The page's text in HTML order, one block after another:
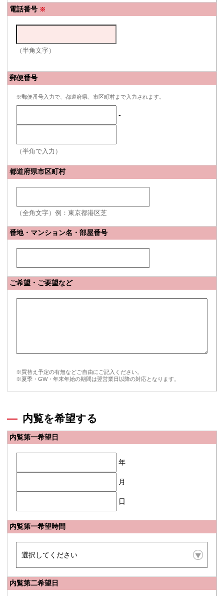
電話番号 ※
（半角文字）
郵便番号
※郵便番号入力で、都道府県、市区町村まで入力されます。
-
（半角で入力）
都道府県市区町村
（全角文字）例：東京都港区芝
番地・マンション名・部屋番号
ご希望・ご要望など
※買替え予定の有無などご自由にご記入ください。
※夏季・GW・年末年始の期間は翌営業日以降の対応となります。
内覧を希望する
内覧第一希望日
年
月
日
内覧第一希望時間
内覧第二希望日